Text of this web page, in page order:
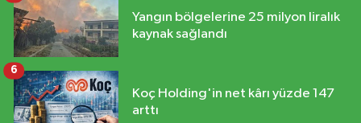
Yangın bölgelerine 25 milyon liralık
kaynak sağlandı
Koç Holding'in net kârı yüzde 147
arttı
6